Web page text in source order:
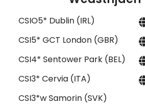
CSIO5* Dublin (IRL)
CSI5* GCT London (GBR)
CSI4* Sentower Park (BEL)
CSI3* Cervia (ITA)
CSI3*w Samorin (SVK)